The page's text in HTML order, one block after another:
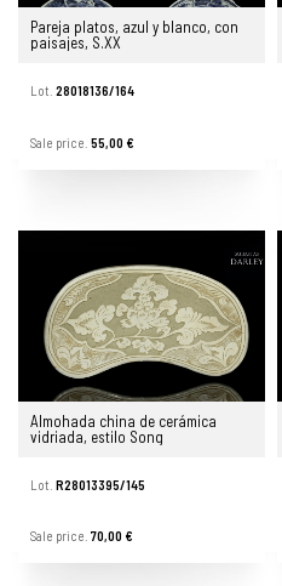
Pareja platos, azul y blanco, con
paisajes, S.XX
Lot. 28018136/164
Sale price. 55,00 €
Almohada china de cerámica
vidriada, estilo Song
Lot. R28013395/145
Sale price. 70,00 €